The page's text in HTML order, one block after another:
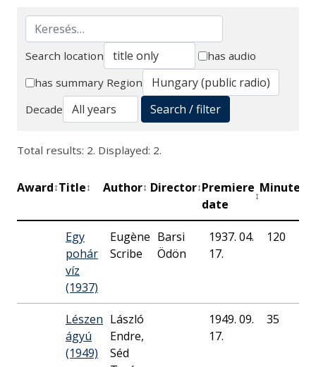
Search
Search location
has audio
has summary Region
Decade
Search / filter
Total results: 2. Displayed: 2.
Award↕Title↕ Author↕ Director↕Premiere
date
↕
Minutes
Egy
pohár
víz
(1937)
Eugène
Scribe
Barsi
Ödön
1937. 04.
17.
120
Lészen
ágyú
(1949)
László
Endre,
Séd
1949. 09.
17.
35